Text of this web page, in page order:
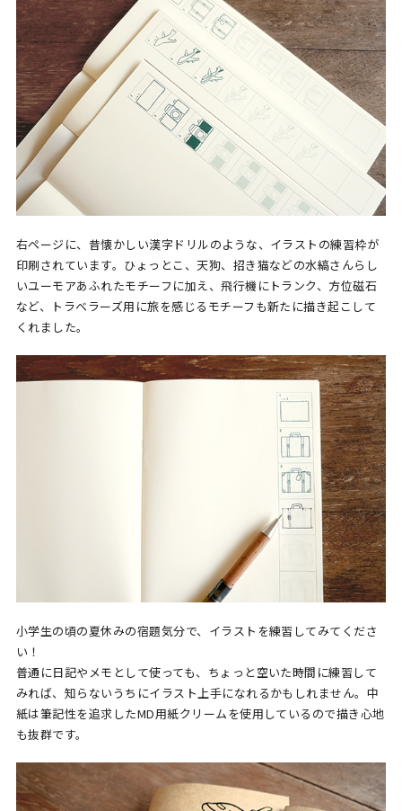
右ページに、昔懐かしい漢字ドリルのような、イラストの練習枠が
印刷されています。ひょっとこ、天狗、招き猫などの水縞さんらし
いユーモアあふれたモチーフに加え、飛行機にトランク、方位磁石
など、トラベラーズ用に旅を感じるモチーフも新たに描き起こして
くれました。
小学生の頃の夏休みの宿題気分で、イラストを練習してみてくださ
い！
普通に日記やメモとして使っても、ちょっと空いた時間に練習して
みれば、知らないうちにイラスト上手になれるかもしれません。中
紙は筆記性を追求したMD用紙クリームを使用しているので描き心地
も抜群です。